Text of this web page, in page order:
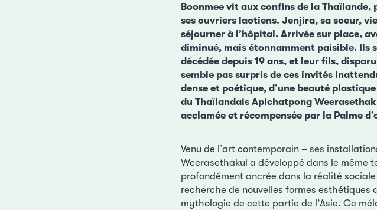
Boonmee vit aux confins de la
ses ouvriers laotiens. Jenjira, sa soeur,
séjourner à l’hôpital. Arrivée sur place,
diminué, mais étonnamment paisible. Ils
décédée depuis 19 ans, et leur fils,
semble pas surpris de ces invités
dense et poétique, d’une beauté
du Thaïlandais Apichatpong
acclamée et récompensée par la Palme
Venu de l’art contemporain – ses
Weerasethakul a développé dans le même
profondément ancrée dans la réalité
recherche de nouvelles formes
mythologie de cette partie de l’Asie. Ce